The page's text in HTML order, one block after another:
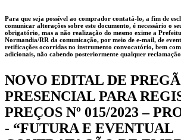
Para que seja possível ao comprador contatá-lo, a fim de
comunicar alterações sobre este documento, é necessário o
obrigatório, mas a não realização do mesmo exime a
Normandia/RR da comunicação, por meio de e-mail, de
retificações ocorridas no instrumento convocatório, bem
adicionais, não cabendo posteriormente qualquer
NOVO EDITAL DE
PRESENCIAL PARA
PREÇOS Nº 015/2023 –
- “FUTURA E EVENTUAL